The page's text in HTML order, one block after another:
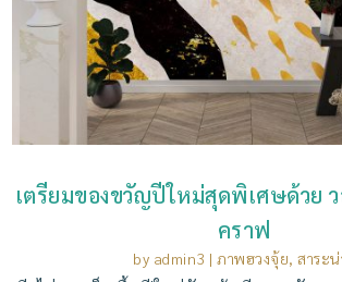
เตรียมของขวัญปีใหม่สุดพิเศษด้วย
คราฟ
by admin3 |ภาพฮวงจุ้ย,สาระน่